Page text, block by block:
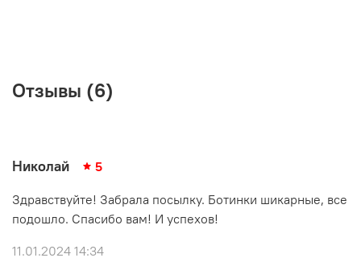
Отзывы (6)
Николай 5
Здравствуйте! Забрала посылку. Ботинки шикарные, все
подошло. Спасибо вам! И успехов!
11.01.2024 14:34